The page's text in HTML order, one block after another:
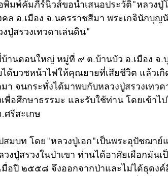
มพ์คัมภีร์นิวส์ขอนำเสนอประวัติ"หลวง
ล อ.เมือง จ.นครราชสีมา พระเกจินักบุ
ปู่สรวงเทวดาเล่นดิน"
านดอนใหญ่ หมู่ที่ ๙ ต.บ้านบัว อ.เมือง จ.
ด้บวชหน้าไฟให้คุณยายที่เสียชีวิต แล้วเกิ
จนกระทั่งได้มาพบกับหลวงปู่สรวงเทวด
อศึกษาธรรมะ และรับใช้ท่าน โดยเข้าไ
รีสะเกษ
สมบท โดย"หลวงปู่เอก"เป็นพระอุปัชฌาย์
ปู่สรวงในป่าเขา ท่านได้อาศัยเผือกมันเ
อปี ๒๕๕๘ จึงออกจากป่าและไม่ได้ธุดงค์